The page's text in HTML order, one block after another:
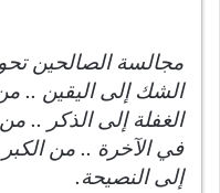
مجالسة الصالحين
الشك إلى اليقين ..
الغفلة إلى الذكر ..
في الآخرة .. من
إلى النصيحة.